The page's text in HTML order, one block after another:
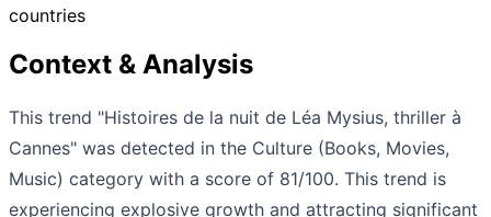
countries
Context & Analysis
This trend "Histoires de la nuit de Léa Mysius, thriller à
Cannes" was detected in the Culture (Books, Movies,
Music) category with a score of 81/100. This trend is
experiencing explosive growth and attracting significant